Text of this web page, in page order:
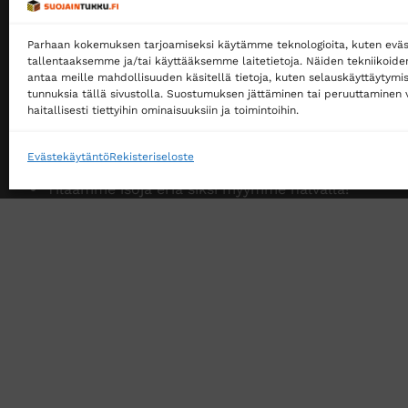
Parhaan kokemuksen tarjoamiseksi käytämme teknologioita, kuten
tallentaaksemme ja/tai käyttääksemme laitetietoja. Näiden
antaa meille mahdollisuuden käsitellä tietoja, kuten
tunnuksia tällä sivustolla. Suostumuksen jättäminen tai peruuttaminen
haitallisesti tiettyihin ominaisuuksiin ja toimintoihin.
EvästekäytäntöRekisteriseloste
Ostaminen ei edellytä rekisteröitymistä
Ilmainen toimitus noutopisteeseen yli 200 €
tilauksille!
tilauksille!
Tilaamme isoja eriä siksi myymme halvalla!